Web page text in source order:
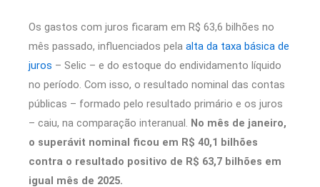
Os gastos com juros ficaram em R$ 63,6 bilhões no
mês passado, influenciados pela alta da taxa básica de
juros – Selic – e do estoque do endividamento líquido
no período. Com isso, o resultado nominal das contas
públicas – formado pelo resultado primário e os juros
– caiu, na comparação interanual. No mês de janeiro,
o superávit nominal ficou em R$ 40,1 bilhões
contra o resultado positivo de R$ 63,7 bilhões em
igual mês de 2025.